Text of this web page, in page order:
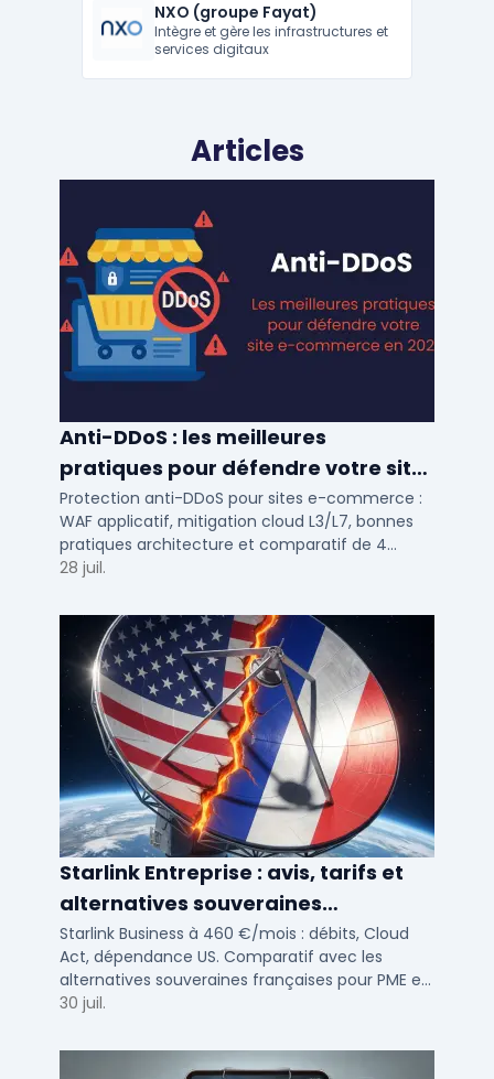
NXO (groupe Fayat)
Intègre et gère les infrastructures et
services digitaux
Articles
Anti-DDoS : les meilleures
pratiques pour défendre votre site
e-commerce en 2025
Protection anti-DDoS pour sites e-commerce :
WAF applicatif, mitigation cloud L3/L7, bonnes
pratiques architecture et comparatif de 4
solutions testees par des DSI en 2025.
28 juil.
Starlink Entreprise : avis, tarifs et
alternatives souveraines
françaises 2026
Starlink Business à 460 €/mois : débits, Cloud
Act, dépendance US. Comparatif avec les
alternatives souveraines françaises pour PME et
ETI multi-sites. Avis terrain et critères de choix
30 juil.